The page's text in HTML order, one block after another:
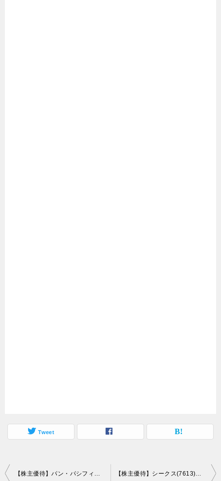
Tweet
投
【株主優待】パン・パシフィック・インターナショナルホールディングス(7532)の優待到着！majicaポイント2,000円分！ 【株主優待】シークス(7613)の優待到着！1,000円分のギフトカード（三井住友VISA）！